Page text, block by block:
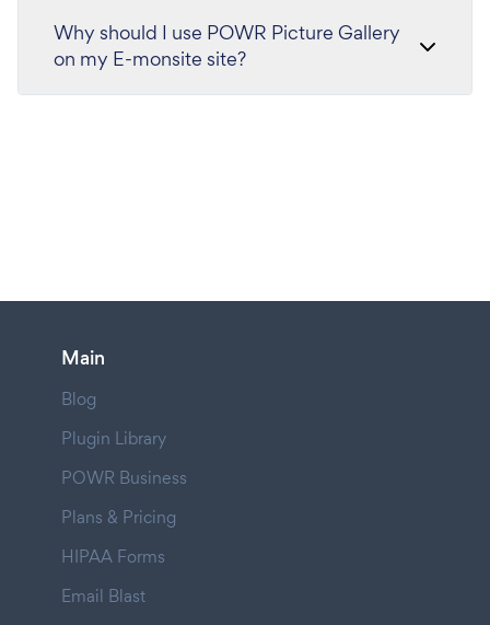
Why should I use POWR Picture Gallery
on my E-monsite site?
Main
Blog
Plugin Library
POWR Business
Plans & Pricing
HIPAA Forms
Email Blast